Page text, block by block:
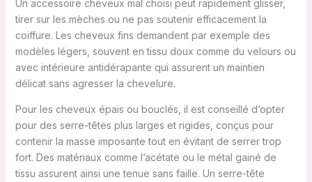
Un accessoire cheveux mal choisi peut rapidement glisser,
tirer sur les mèches ou ne pas soutenir efficacement la
coiffure. Les cheveux fins demandent par exemple des
modèles légers, souvent en tissu doux comme du velours ou
avec intérieure antidérapante qui assurent un maintien
délicat sans agresser la chevelure.
Pour les cheveux épais ou bouclés, il est conseillé d’opter
pour des serre-têtes plus larges et rigides, conçus pour
contenir la masse imposante tout en évitant de serrer trop
fort. Des matériaux comme l’acétate ou le métal gainé de
tissu assurent ainsi une tenue sans faille. Un serre-tête